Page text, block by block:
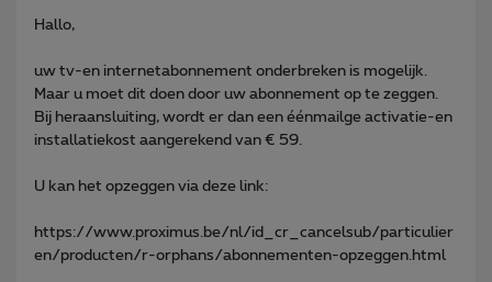
Hallo,
uw tv-en internetabonnement onderbreken is mogelijk.
Maar u moet dit doen door uw abonnement op te zeggen.
Bij heraansluiting, wordt er dan een éénmailge activatie-en
installatiekost aangerekend van € 59.
U kan het opzeggen via deze link:
https://www.proximus.be/nl/id_cr_cancelsub/particulier
en/producten/r-orphans/abonnementen-opzeggen.html